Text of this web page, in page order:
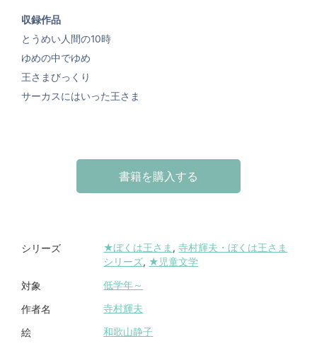
収録作品
とうめい人間の10時
ゆめの中でゆめ
王さまびっくり
サーカスにはいった王さま
書籍を購入する
シリーズ ★ぼくは王さま ,寺村輝夫・ぼくは王さま
シリーズ, ★児童文学
対象 低学年～
作者名 寺村輝夫
絵 和歌山静子